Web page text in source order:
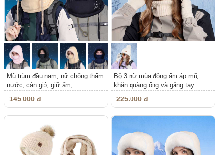
Mũ trùm đầu nam, nữ chống thấm
nước, cản gió, giữ ấm,...
145.000 đ
Bộ 3 nữ mùa đông ấm áp mũ,
khăn quàng ống và găng tay
225.000 đ